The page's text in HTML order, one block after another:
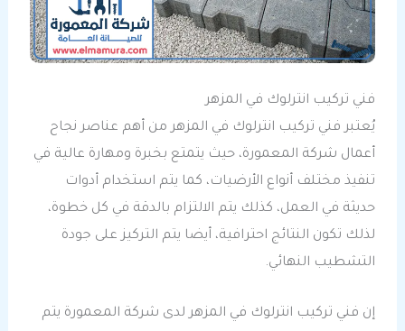
فني تركيب انترلوك في المزهر
يُعتبر فني تركيب انترلوك في المزهر من أهم عناصر نجاح
أعمال شركة المعمورة، حيث يتمتع بخبرة ومهارة عالية في
تنفيذ مختلف أنواع الأرضيات، كما يتم استخدام أدوات
حديثة في العمل، كذلك يتم الالتزام بالدقة في كل خطوة،
لذلك تكون النتائج احترافية، أيضا يتم التركيز على جودة
التشطيب النهائي.
إن فني تركيب انترلوك في المزهر لدى شركة المعمورة يتم